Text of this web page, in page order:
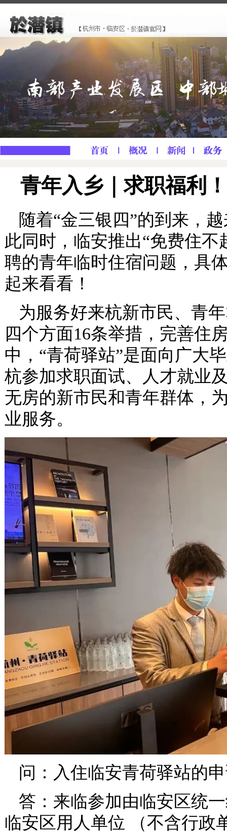
青年入乡｜求职福利
随着“金三银四”的到来，
此同时，临安推出“免费住
聘的青年临时住宿问题，具
起来看看！
为服务好来杭新市民、青
四个方面16条举措，完善住
中，“青荷驿站”是面向广大
杭参加求职面试、人才就业
无房的新市民和青年群体，
业服务。
问：入住临安青荷驿站的
答：来临参加由临安区统
临安区用人单位 （不含行政